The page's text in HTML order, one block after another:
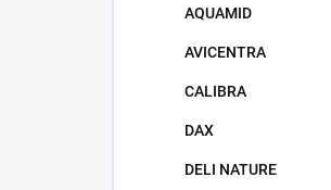
AQUAMID
AVICENTRA
CALIBRA
DAX
DELI NATURE